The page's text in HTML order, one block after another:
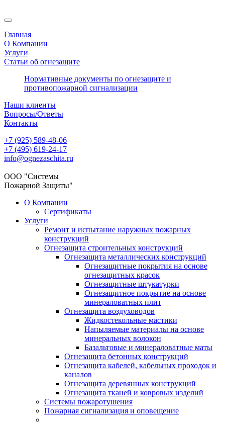
Главная
О Компании
Услуги
Статьи об огнезащите
Нормативные документы по огнезащите и
противопожарной сигнализации
Наши клиенты
Вопросы/Ответы
Контакты
+7 (925) 589-48-06
+7 (495) 619-24-17
info@ognezaschita.ru
ООО "Системы
Пожарной Защиты"
О Компании
Сертификаты
Услуги
Ремонт и испытание наружных пожарных
конструкций
Огнезащита строительных конструкций
Огнезащита металлических конструкций
Огнезащитные покрытия на основе
огнезащитных красок
Огнезащитные штукатурки
Огнезащитное покрытие на основе
минераловатных плит
Огнезащита воздуховодов
Жидкостекольные мастики
Напыляемые материалы на основе
минеральных волокон
Базальтовые и минераловатные маты
Огнезащита бетонных конструкций
Огнезащита кабелей, кабельных проходок и
каналов
Огнезащита деревянных конструкций
Огнезащита тканей и ковровых изделий
Системы пожаротушения
Пожарная сигнализация и оповещение